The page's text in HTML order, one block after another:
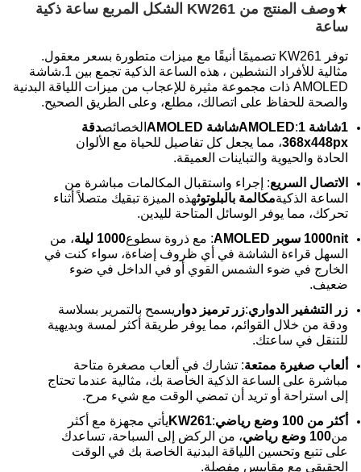
★
وصف المنتج من KW261 الشكل المربع ساعة ذكية
ساعة
توفر KW261 تصميمًا أنيقًا مع ميزات متطورة بسعر معقول.
مثالية للأفراد النشطين ، هذه الساعة الذكية تجمع بين 1.شاشة
AMOLED ذات مجموعة مثيرة للإعجاب من ميزات اللياقة البدنية
والصحة للحفاظ على اتصالك، مطلع، وعلى الطريق الصحيح.
1شاشة AMOLED
:1شاشة AMOLED الخصائصدقة
368x448px، مما يجعل كل تفاصيل للحياة مع الألوان
الحادة والحيوية والتباينات العميقة.
الاتصال السريع: إجراء واستقبال المكالمات مباشرة من
الساعة الذكيةمكالمة بالبلوتوثهذه الميزة تبقيك متصلاً أثناء
تحركك، مما يوفر الوسائل المتاحة لليدين.
1000nit سوبر AMOLED
: مع ذروة سطوع1000 ليلة
، من
السهل قراءة الشاشة في أي ظروف إضاءة، سواء كنت في
الخارج في ضوء الشمس القوي أو في الداخل في ضوء
ضعيف.
زر التشفير الدواري:زر ترميز دوار يسمح بالتمرير بسلاسة
ودقة من خلال القوائم، مما يوفر طريقة أكثر لمسة وبديهية
للتنقل في ساعتك.
ألعاب صغيرة ممتعة: تشارك في ألعاب مصغرة متاحة
مباشرة على الساعة الذكية الخاصة بك، مثالية عندما تحتاج
إلى استراحة أو تريد أن تمضي الوقت مع شيء مرح.
أكثر من 100 وضع رياضي
:
KW261 يأتي مجهزة مع أكثر
من100 وضع رياضي
، من الركض إلى السباحة، تساعدك
على تتبع وتحسين اللياقة البدنية الخاصة بك في الوقت
الحقيقي مع مقاييس مفصلة.